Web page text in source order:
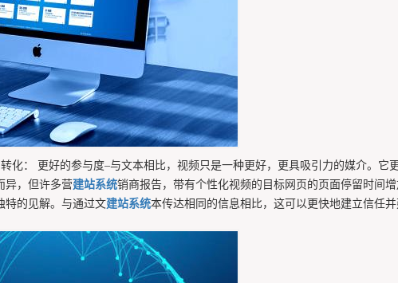
： 更好的参与度–与文本相比，视频只是一种更好，更具吸引力的媒介。它
异，但许多营建站系统销商报告，带有个性化视频的目标网页的页面停留时间增
特的见解。与通过文建站系统本传达相同的信息相比，这可以更快地建立信任并